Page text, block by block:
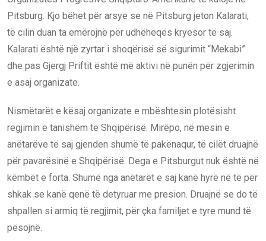
Pitsburg. Kjo bëhet për arsye se në Pitsburg jeton Kalarati,
të cilin duan ta emërojnë për udhëheqës kryesor të saj.
Kalarati është një zyrtar i shoqërisë së sigurimit “Mekabi”
dhe pas Gjergj Priftit është më aktivi në punën për zgjerimin
e asaj organizate.
Nismëtarët e kësaj organizate e mbështesin plotësisht
regjimin e tanishëm të Shqipërisë. Mirëpo, në mesin e
anëtarëve të saj gjenden shumë të pakënaqur, të cilët druajnë
për pavarësinë e Shqipërisë. Dega e Pitsburgut nuk është në
këmbët e forta. Shumë nga anëtarët e saj kanë hyrë në të për
shkak se kanë qenë të detyruar me presion. Druajnë se do të
shpallen si armiq të regjimit, për çka familjet e tyre mund të
pësojnë.